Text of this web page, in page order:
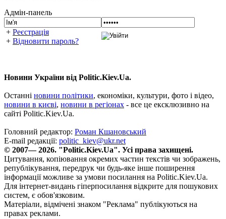
Адмін-панель
+ Реєстрація
+ Відновити пароль?
Новини України від Politic.Kiev.Ua.
Останні новини політики, економіки, культури, фото і відео,
новини в києві, новини в регіонах - все це ексклюзивно на
сайті Politic.Kiev.Ua.
Головний редактор: Роман Кшановський
E-mail редакції: politic_kiev@ukr.net
© 2007— 2026. "Politic.Kiev.Ua". Усі права захищені.
Цитування, копіювання окремих частин текстів чи зображень,
републікування, передрук чи будь-яке інше поширення
інформації можливе за умови посилання на Politic.Kiev.Ua.
Для інтернет-видань гіперпосилання відкрите для пошукових
систем, є обов'язковим.
Матеріали, відмічені знаком "Реклама" публікуються на
правах реклами.